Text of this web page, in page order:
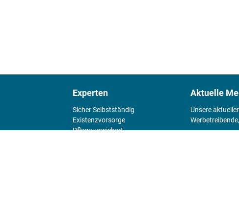
Experten
Sicher Selbstständig
Existenz­vorsorge
Pflege versichert
Aktuelle
Unsere